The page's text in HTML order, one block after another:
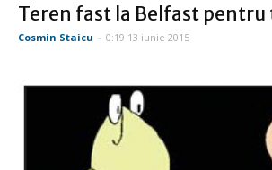
Teren fast la Belfast
Cosmin Staicu - 0:19 13 iunie 2015